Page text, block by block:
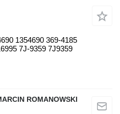
1354690 369-4185
7J-9359 7J9359
ROMANOWSKI